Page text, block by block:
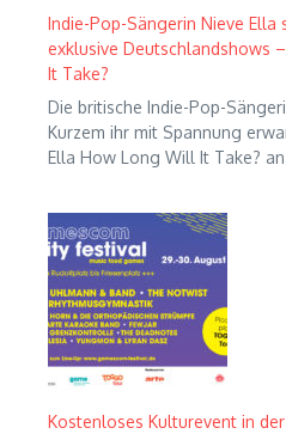
Indie-Pop-Sängerin Nieve Ella
exklusive Deutschlandshows
It Take?
Die britische Indie-Pop-
Kurzem ihr mit Spannung
Ella How Long Will It Take?
Kostenloses Kulturevent in